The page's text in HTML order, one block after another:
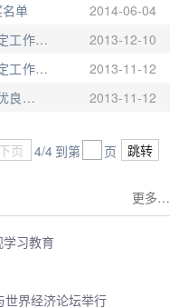
更多…
习教育
世界经济论坛举行
2014-06-04
单
2013-12-10
工作顺
2013-11-12
工作顺
2013-11-12
毕业
下页 4/4 到第 页 跳转